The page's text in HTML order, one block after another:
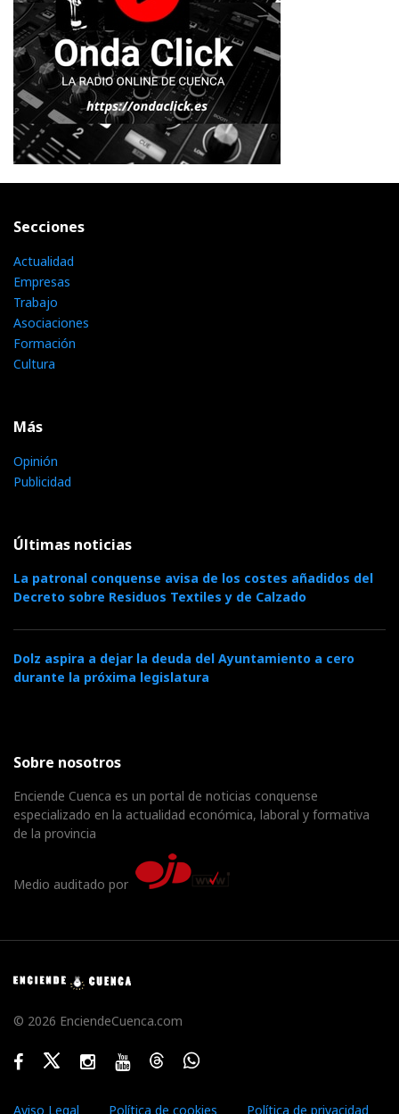
Secciones
Actualidad
Empresas
Trabajo
Asociaciones
Formación
Cultura
Más
Opinión
Publicidad
Últimas noticias
La patronal conquense avisa de los costes añadidos del
Decreto sobre Residuos Textiles y de Calzado
Dolz aspira a dejar la deuda del Ayuntamiento a cero
durante la próxima legislatura
Sobre nosotros
Enciende Cuenca es un portal de noticias conquense
especializado en la actualidad económica, laboral y formativa
de la provincia
Medio auditado por
© 2026 EnciendeCuenca.com
FacebookTwitterInstagramYoutubeThreadsWhatsApp
Aviso Legal Política de cookies Política de privacidad